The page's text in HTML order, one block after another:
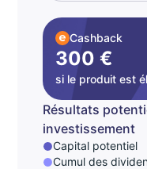
Cashback
300 €
si le produit est
Résultats
investissement
Capital potentiel
Cumul des